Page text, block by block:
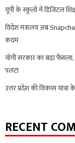
यूपी के स्कूलों में डिजिटल
विदेश मंत्रालय अब
कदम
योगी सरकार का बड़ा
पलटा
उत्तर प्रदेश की विकास
RECENT